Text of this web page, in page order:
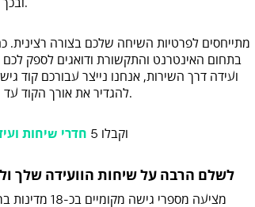
בתחום האינטרנט והתקשורת ודואגים לספק
ועידה דרך השירות, אנחנו נייצר עבורכם קוד
להגדיר את אורך הקוד עד רמה של 9 ספרות, מה שהופך את הקוד להרבה יותר קשה לפיצוח.
וקבלו 5 חדרי שיחות
לשלם הרבה על שיחות הוועידה שלך